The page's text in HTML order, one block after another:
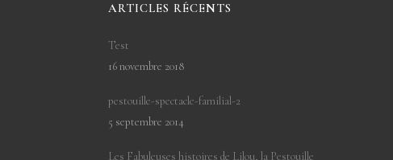
ARTICLES RÉCENTS
Test
16 novembre 2018
pestouille-spectacle-familial-2
5 septembre 2014
Les Fabuleuses histoires de Lilou, la Pestouille